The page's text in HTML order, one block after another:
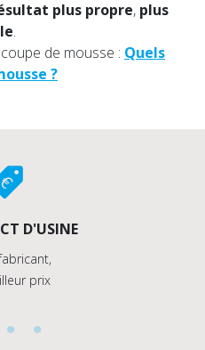
plus propre, plus
.
de mousse : Quels
?
D'USINE
prix